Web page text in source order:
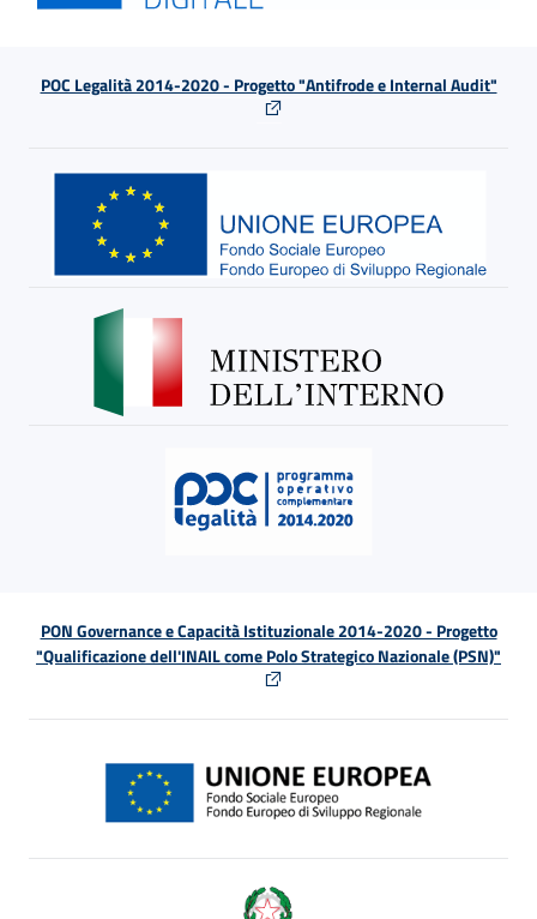
POC Legalità 2014-2020 - Progetto "Antifrode e Internal Audit"
PON Governance e Capacità Istituzionale 2014-2020 - Progetto
"Qualificazione dell'INAIL come Polo Strategico Nazionale (PSN)"